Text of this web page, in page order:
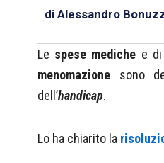
di Alessandro
Le spese mediche e
menomazione sono
dell’handicap.
Lo ha chiarito la